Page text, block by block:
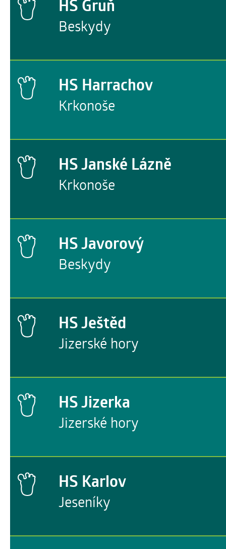
HS Gruň
Beskydy
HS Harrachov
Krkonoše
HS Janské Lázně
Krkonoše
HS Javorový
Beskydy
HS Ještěd
Jizerské hory
HS Jizerka
Jizerské hory
HS Karlov
Jeseníky